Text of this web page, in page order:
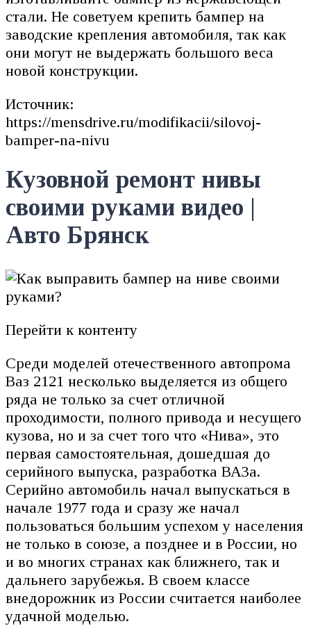
стали. Не советуем крепить бампер на
заводские крепления автомобиля, так как
они могут не выдержать большого веса
новой конструкции.
Источник:
https://mensdrive.ru/modifikacii/silovoj-
bamper-na-nivu
Кузовной ремонт нивы
своими руками видео |
Авто Брянск
Перейти к контенту
Среди моделей отечественного автопрома
Ваз 2121 несколько выделяется из общего
ряда не только за счет отличной
проходимости, полного привода и несущего
кузова, но и за счет того что «Нива», это
первая самостоятельная, дошедшая до
серийного выпуска, разработка ВАЗа.
Серийно автомобиль начал выпускаться в
начале 1977 года и сразу же начал
пользоваться большим успехом у населения
не только в союзе, а позднее и в России, но
и во многих странах как ближнего, так и
дальнего зарубежья. В своем классе
внедорожник из России считается наиболее
удачной моделью.